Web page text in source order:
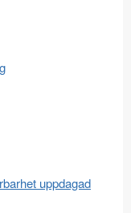
uppdagad